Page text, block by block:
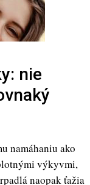
nie
namáhaniu ako
výkyvmi,
naopak ťažia